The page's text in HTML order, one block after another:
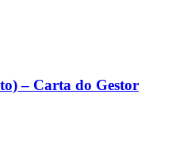
– Carta do Gestor